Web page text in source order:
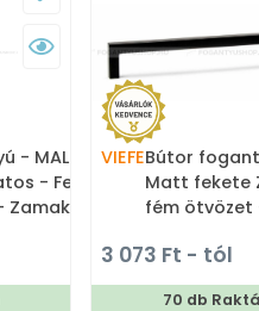
- MALI
- Festett
fém
bútorgomb
VIEFEBútor
Matt fekete
fém ötvözet
fém
3 073 Ft - tól
70 db